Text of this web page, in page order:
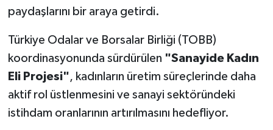
paydaşlarını bir araya getirdi.
Türkiye Odalar ve Borsalar Birliği (TOBB)
koordinasyonunda sürdürülen "Sanayide Kadın
Eli Projesi", kadınların üretim süreçlerinde daha
aktif rol üstlenmesini ve sanayi sektöründeki
istihdam oranlarının artırılmasını hedefliyor.